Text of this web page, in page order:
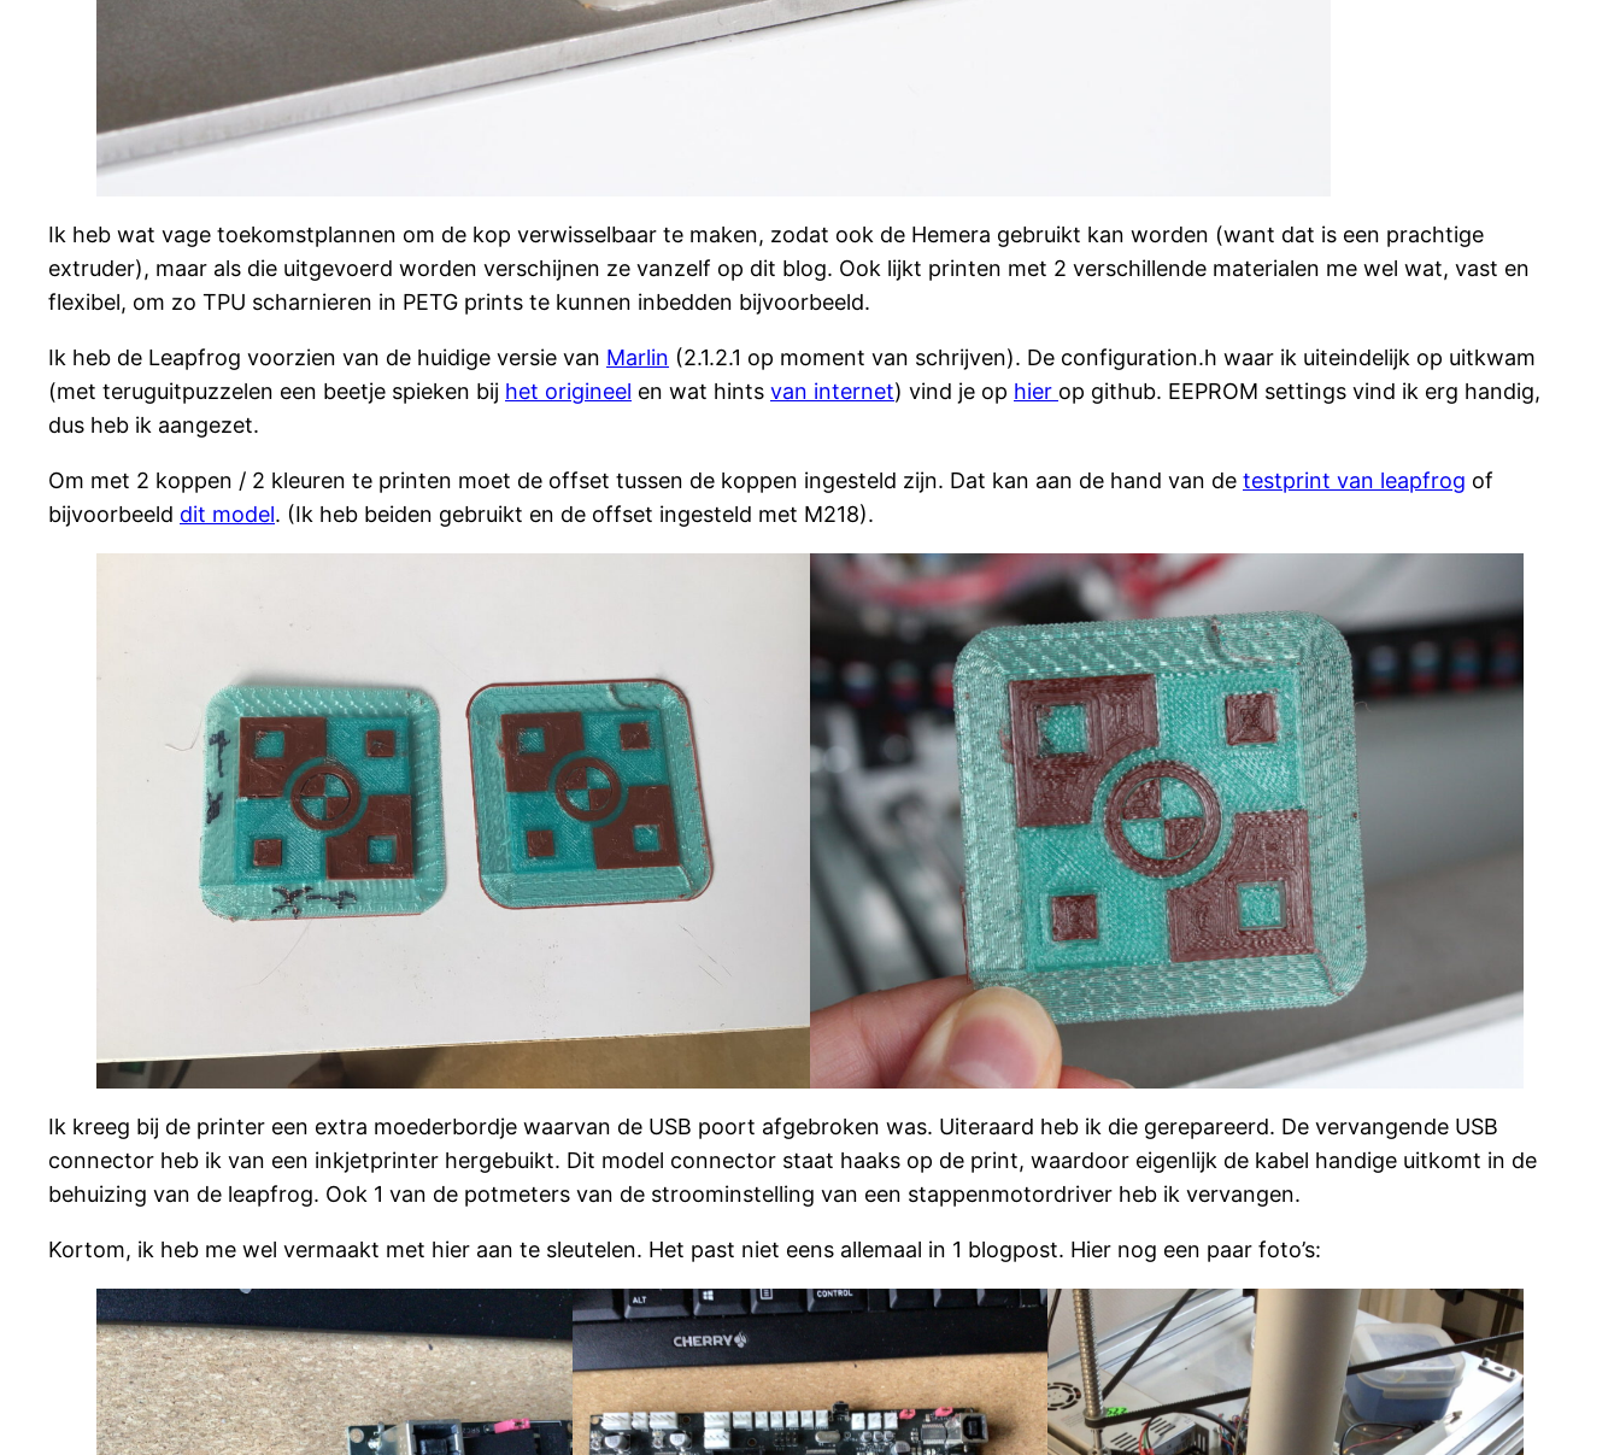
Ik heb wat vage toekomstplannen om de kop verwisselbaar te maken, zodat ook de Hemera gebruikt kan worden (want dat is een prachtige
extruder), maar als die uitgevoerd worden verschijnen ze vanzelf op dit blog. Ook lijkt printen met 2 verschillende materialen me wel wat, vast en
flexibel, om zo TPU scharnieren in PETG prints te kunnen inbedden bijvoorbeeld.
Ik heb de Leapfrog voorzien van de huidige versie van Marlin (2.1.2.1 op moment van schrijven). De configuration.h waar ik uiteindelijk op uitkwam
(met teruguitpuzzelen een beetje spieken bij het origineel en wat hints van internet) vind je op hier op github. EEPROM settings vind ik erg handig,
dus heb ik aangezet.
Om met 2 koppen / 2 kleuren te printen moet de offset tussen de koppen ingesteld zijn. Dat kan aan de hand van de testprint van leapfrog of
bijvoorbeeld dit model. (Ik heb beiden gebruikt en de offset ingesteld met M218).
Ik kreeg bij de printer een extra moederbordje waarvan de USB poort afgebroken was. Uiteraard heb ik die gerepareerd. De vervangende USB
connector heb ik van een inkjetprinter hergebuikt. Dit model connector staat haaks op de print, waardoor eigenlijk de kabel handige uitkomt in de
behuizing van de leapfrog. Ook 1 van de potmeters van de stroominstelling van een stappenmotordriver heb ik vervangen.
Kortom, ik heb me wel vermaakt met hier aan te sleutelen. Het past niet eens allemaal in 1 blogpost. Hier nog een paar foto’s: